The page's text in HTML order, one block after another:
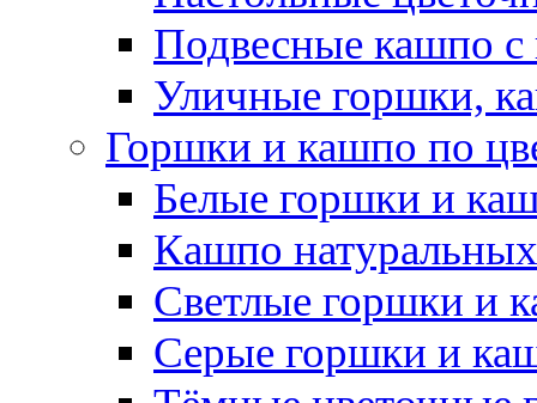
Подвесные кашпо с
Уличные горшки,
Горшки и кашпо по
Белые горшки и
Кашпо
Светлые горшки и
Серые горшки и